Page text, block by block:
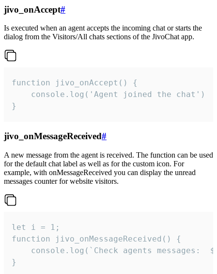
jivo_onAccept#
Is executed when an agent accepts the incoming chat or starts the
dialog from the Visitors/All chats sections of the JivoChat app.
function jivo_onAccept() {
}
jivo_onMessageReceived#
A new message from the agent is received. The function can be used
for the default chat label as well as for the custom icon. For
example, with onMessageReceived you can display the unread
messages counter for website visitors.
let i = 1;
function jivo_onMessageReceived() {
}